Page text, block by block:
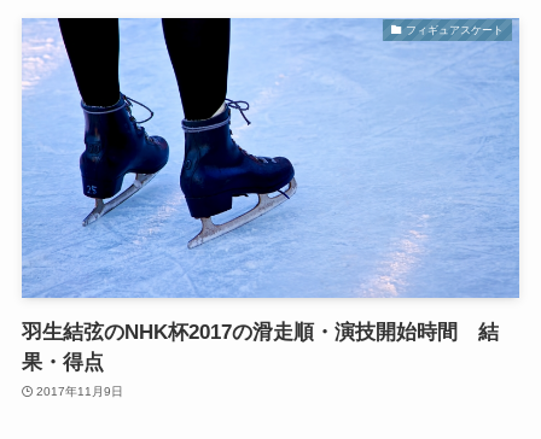
フィギュアスケート
羽生結弦のNHK杯2017の滑走順・演技開始時間 結
果・得点
2017年11月9日